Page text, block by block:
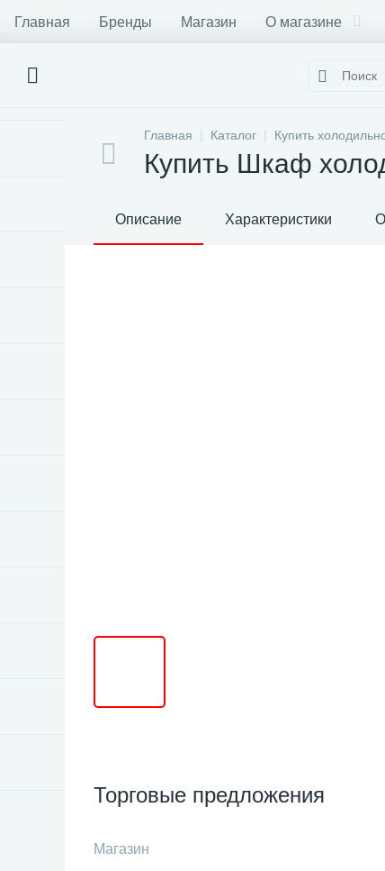
Главная Бренды Магазин О магазине
Главная Каталог Купить
Купить Шкаф
Описание Характеристики
Торговые предложения
Магазин